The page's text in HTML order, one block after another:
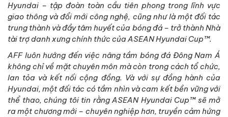
Hyundai – tập đoàn toàn cầu tiên phong trong lĩnh vực
giao thông và đổi mới công nghệ, cũng như là một đối tác
trung thành và đầy tâm huyết của bóng đá – trở thành Nhà
tài trợ danh xưng chính thức của ASEAN Hyundai Cup™.
AFF luôn hướng đến việc nâng tầm bóng đá Đông Nam Á
không chỉ về mặt chuyên môn mà còn trong cách tổ chức,
lan tỏa và kết nối cộng đồng. Và với sự đồng hành của
Hyundai, một đối tác có tầm nhìn và cam kết bền vững với
thể thao, chúng tôi tin rằng ASEAN Hyundai Cup™ sẽ mở
ra một chương mới – chuyên nghiệp hơn, truyền cảm hứng